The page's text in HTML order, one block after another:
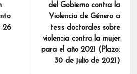
26
del Gobierno contra la
Violencia de Género a
tesis doctorales sobre
violencia contra la mujer
para el año 2021 (Plazo:
30 de julio de 2021)